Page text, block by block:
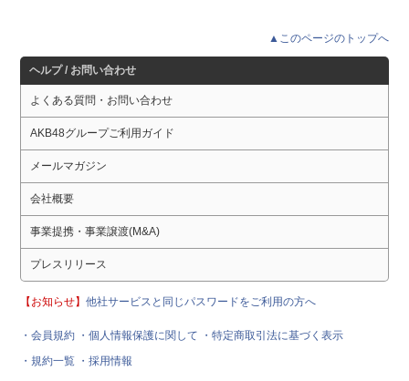
▲このページのトップへ
ヘルプ / お問い合わせ
よくある質問・お問い合わせ
AKB48グループご利用ガイド
メールマガジン
会社概要
事業提携・事業譲渡(M&A)
プレスリリース
【お知らせ】他社サービスと同じパスワードをご利用の方へ
・会員規約 ・個人情報保護に関して
・特定商取引法に基づく表示
・規約一覧 ・採用情報